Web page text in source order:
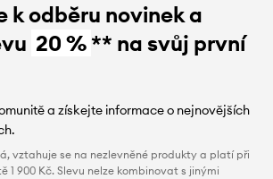
k odběru novinek a
20 %** na svůj první
a získejte informace o nejnovějších
vztahuje se na nezlevněné produkty a platí při
1 900 Kč. Slevu nelze kombinovat s jinými